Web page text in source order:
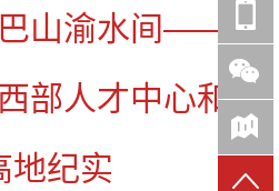
干部任免
理论武装
七一视角
人才工作
组织建设
作风建设
党刊好文
党务知识
党史参阅
七一书院
七一文学
条微信公众号
七一号
山渝水间——重
部人才中心和创
地纪实